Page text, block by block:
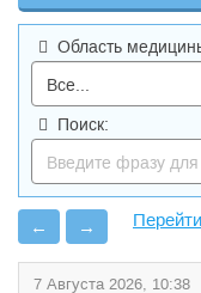
Область
Поиск:
← →
7 Августа 2026, 10:38